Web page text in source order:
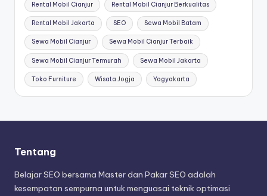
Rental Mobil Cianjur Rental Mobil Cianjur Berkualitas
Rental Mobil Jakarta SEO Sewa Mobil Batam
Sewa Mobil Cianjur Sewa Mobil Cianjur Terbaik
Sewa Mobil Cianjur Termurah Sewa Mobil Jakarta
Toko Furniture Wisata Jogja Yogyakarta
Tentang
Belajar SEO bersama Master dan Pakar SEO adalah
kesempatan sempurna untuk menguasai teknik optimasi